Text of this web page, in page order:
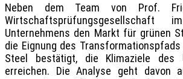
Neben dem Team von Prof.
Unternehmens den Markt für grünen
die Eignung des
Steel bestätigt, die Klimaziele des
erreichen. Die Analyse geht davon